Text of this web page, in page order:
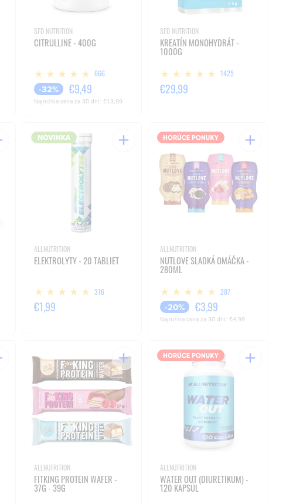
SFD NUTRITION
CITRULLINE - 400G
666
-32% €9,49
Najnižšia cena za 30 dní: €13,99
SFD NUTRITION
KREATÍN MONOHYDRÁT -
1000G
1425
€29,99
ALLNUTRITION
ELEKTROLYTY - 20 TABLIET
316
€1,99
ALLNUTRITION
NUTLOVE SLADKÁ OMÁČKA -
280ML
287
-20% €3,99
Najnižšia cena za 30 dní: €4,99
ALLNUTRITION
FITKING PROTEIN WAFER -
37G - 39G
ALLNUTRITION
WATER OUT (DIURETIKUM) -
120 KAPSÚL